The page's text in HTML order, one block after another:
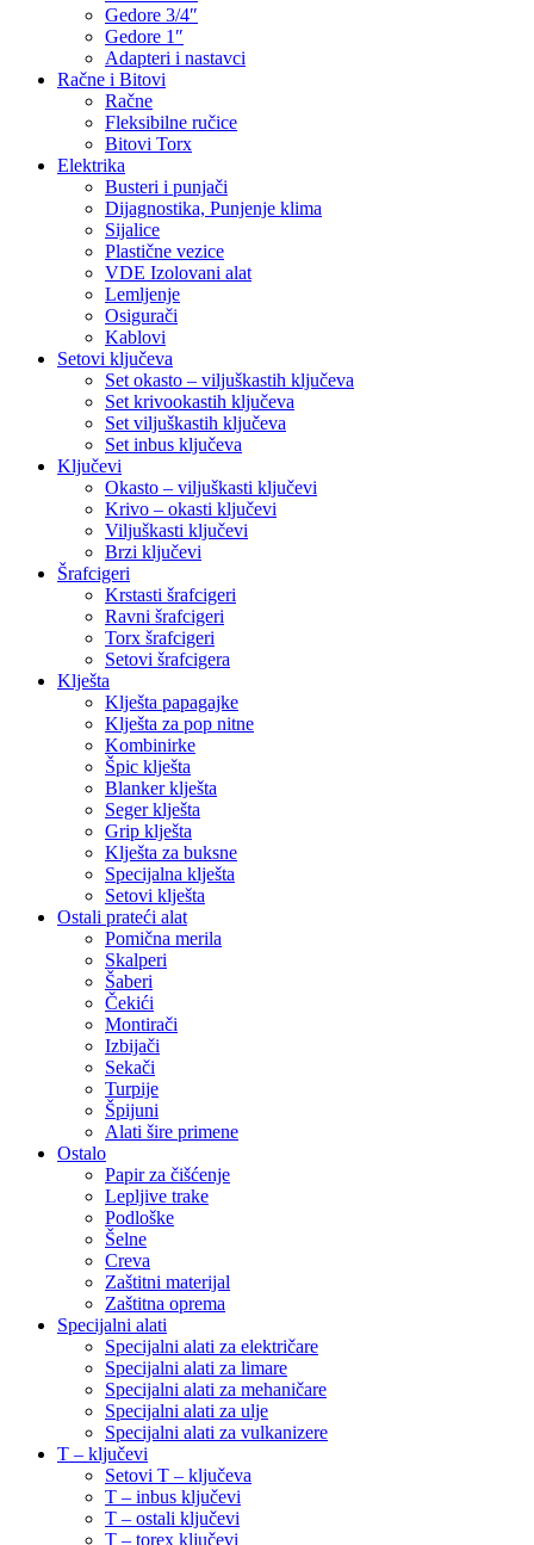
Gedore 3/4″
Gedore 1″
Adapteri i nastavci
Račne i Bitovi
Račne
Fleksibilne ručice
Bitovi Torx
Elektrika
Busteri i punjači
Dijagnostika, Punjenje klima
Sijalice
Plastične vezice
VDE Izolovani alat
Lemljenje
Osigurači
Kablovi
Setovi ključeva
Set okasto – viljuškastih ključeva
Set krivookastih ključeva
Set viljuškastih ključeva
Set inbus ključeva
Ključevi
Okasto – viljuškasti ključevi
Krivo – okasti ključevi
Viljuškasti ključevi
Brzi ključevi
Šrafcigeri
Krstasti šrafcigeri
Ravni šrafcigeri
Torx šrafcigeri
Setovi šrafcigera
Klješta
Klješta papagajke
Klješta za pop nitne
Kombinirke
Špic klješta
Blanker klješta
Seger klješta
Grip klješta
Klješta za buksne
Specijalna klješta
Setovi klješta
Ostali prateći alat
Pomična merila
Skalperi
Šaberi
Čekići
Montirači
Izbijači
Sekači
Turpije
Špijuni
Alati šire primene
Ostalo
Papir za čišćenje
Lepljive trake
Podloške
Šelne
Creva
Zaštitni materijal
Zaštitna oprema
Specijalni alati
Specijalni alati za električare
Specijalni alati za limare
Specijalni alati za mehaničare
Specijalni alati za ulje
Specijalni alati za vulkanizere
T – ključevi
Setovi T – ključeva
T – inbus ključevi
T – ostali ključevi
T – torex ključevi